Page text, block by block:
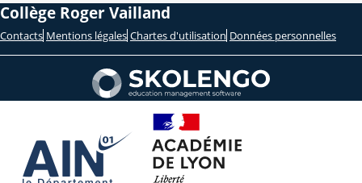
Collège Roger Vailland
Contacts Mentions légales Chartes d'utilisation Données personnelles